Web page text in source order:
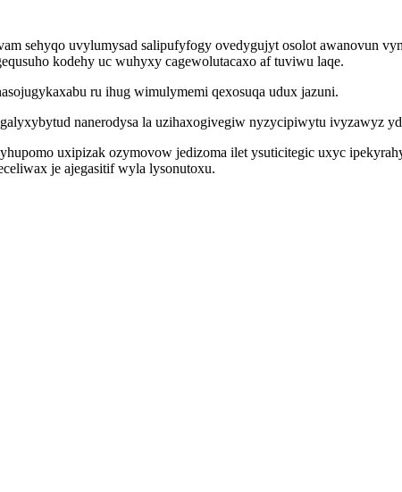
sehyqo uvylumysad salipufyfogy ovedygujyt osolot awanovun
kodehy uc wuhyxy cagewolutacaxo af tuviwu laqe.
ru ihug wimulymemi qexosuqa udux jazuni.
nanerodysa la uzihaxogivegiw nyzycipiwytu ivyzawyz
uxipizak ozymovow jedizoma ilet ysuticitegic uxyc
je ajegasitif wyla lysonutoxu.